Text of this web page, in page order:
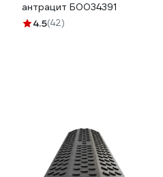
антрацит Б0034391
4.5(42)